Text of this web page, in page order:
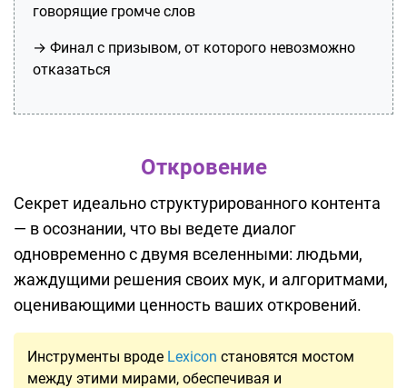
говорящие громче слов
→ Финал с призывом, от которого невозможно
отказаться
Откровение
Секрет идеально структурированного контента
— в осознании, что вы ведете диалог
одновременно с двумя вселенными: людьми,
жаждущими решения своих мук, и алгоритмами,
оценивающими ценность ваших откровений.
Инструменты вроде Lexicon становятся мостом
между этими мирами, обеспечивая и